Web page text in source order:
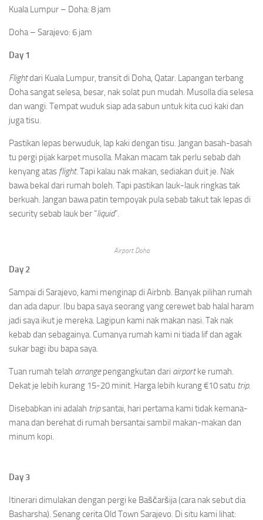
Kuala Lumpur – Doha: 8 jam
Doha – Sarajevo: 6 jam
Day 1
Flightdari Kuala Lumpur, transit di Doha, Qatar. Lapangan terbang
Doha sangat selesa, besar, nak solat pun mudah. Musolla dia selesa
dan wangi. Tempat wuduk siap ada sabun untuk kita cuci kaki dan
juga tisu.
Pastikan lepas berwuduk, lap kaki dengan tisu. Jangan basah-basah
tu pergi pijak karpet musolla. Makan macam tak perlu sebab dah
kenyang atas flight. Tapi kalau nak makan, sediakan duit je. Nak
bawa bekal dari rumah boleh. Tapi pastikan lauk-lauk ringkas tak
berkuah. Jangan bawa patin tempoyak pula sebab takut tak lepas di
security sebab lauk ber “liquid”.
Airport Doha
Day 2
Sampai di Sarajevo, kami menginap di Airbnb. Banyak pilihan rumah
dan ada dapur. Ibu bapa saya seorang yang cerewet bab halal haram
jadi saya ikut je mereka. Lagipun kami nak makan nasi. Tak nak
kebab dan sebagainya. Cumanya rumah kami ni tiada lif dan agak
sukar bagi ibu bapa saya.
Tuan rumah telah arrangepengangkutan dari airportke rumah.
Dekat je lebih kurang 15-20 minit. Harga lebih kurang €10 satu trip.
Disebabkan ini adalah tripsantai, hari pertama kami tidak kemana-
mana dan berehat di rumah bersantai sambil makan-makan dan
minum kopi.
Day 3
Itinerari dimulakan dengan pergi ke Baščaršija (cara nak sebut dia
Basharsha). Senang cerita Old Town Sarajevo. Di situ kami lihat: